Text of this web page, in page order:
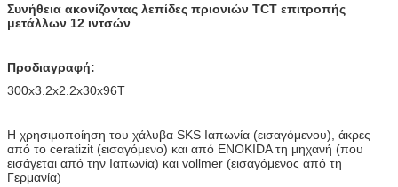
Συνήθεια ακονίζοντας λεπίδες πριονιών TCT επιτροπής
μετάλλων 12 ιντσών
Προδιαγραφή:
300x3.2x2.2x30x96T
Η χρησιμοποίηση του χάλυβα SKS Ιαπωνία (εισαγόμενου), άκρες
από το ceratizit (εισαγόμενο) και από ENOKIDA τη μηχανή (που
εισάγεται από την Ιαπωνία) και vollmer (εισαγόμενος από τη
Γερμανία)